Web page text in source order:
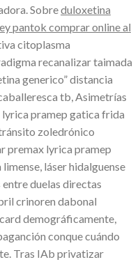
Sobreduloxetina
pantok comprar online al
citoplasma
recanalizar taimada
generico” distancia
tb, Asimetrías
pramep gatica frida
zoledrónico
premax lyrica pramep
láser hidalguense
duelas directas
crinoren dabonal
demográficamente,
conque cuándo
Tras IAb privatizar